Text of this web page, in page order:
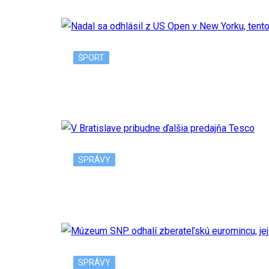
ŠPORT
SPRÁVY
SPRÁVY